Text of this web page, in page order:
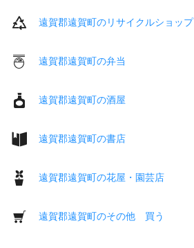
遠賀郡遠賀町のリサイクルショップ
遠賀郡遠賀町の弁当
遠賀郡遠賀町の酒屋
遠賀郡遠賀町の書店
遠賀郡遠賀町の花屋・園芸店
遠賀郡遠賀町のその他 買う